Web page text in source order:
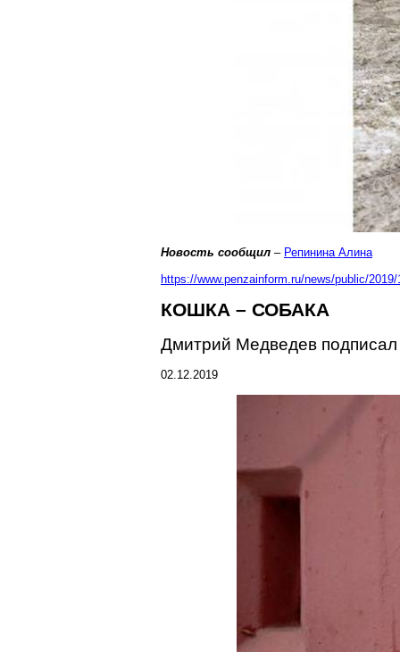
Новость сообщил – РепининаАлина
https://www.penzainform.ru/news/public/
КОШКА – СОБАКА
Дмитрий Медведев подписал
02.12.2019